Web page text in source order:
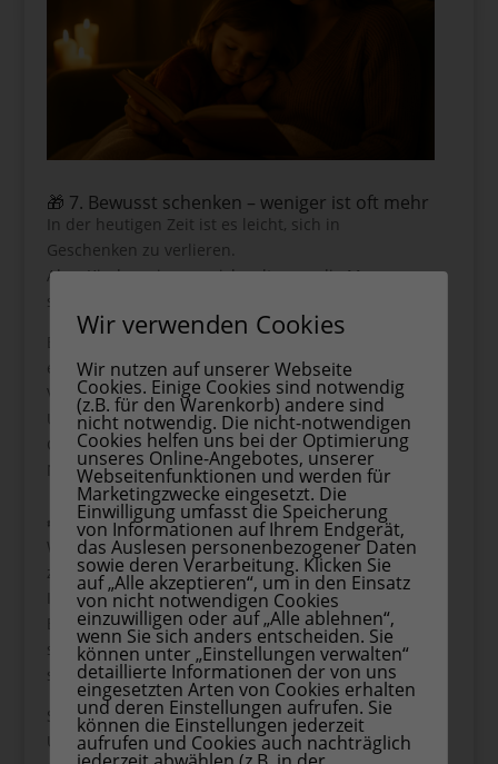
🎁 7. Bewusst schenken – weniger ist oft mehr
In der heutigen Zeit ist es leicht, sich in
Geschenken zu verlieren.
Aber Kinder erinnern sich selten an die Menge,
sondern an die Bedeutung.
Ein Geschenk, das gemeinsame Zeit ermöglicht –
ein Buch, ein Spiel oder Bastelmaterial – schafft
Verbindung.
Und manchmal ist das schönste Geschenk gar kein
Gegenstand, sondern einfach ein gemeinsamer
Nachmittag ohne Ablenkung.
🕊️ 8. Kleine Gesten der Nächstenliebe
Weihnachten ist auch eine gute Zeit, um Kindern zu
zeigen, was Teilen und Mitgefühl bedeuten.
Ich habe es einmal erlebt, wie Kinder voller
Begeisterung Spielsachen aussortiert haben, um
sie anderen zu schenken – nicht aus Pflicht,
sondern mit echtem Herz.
Solche kleinen Taten prägen nachhaltig.
Und sie zeigen: Weihnachten ist nicht nur für uns
Wir verwenden Cookies
Wir nutzen auf unserer Webseite
Cookies. Einige Cookies sind notwendig
(z.B. für den Warenkorb) andere sind
nicht notwendig. Die nicht-notwendigen
Cookies helfen uns bei der Optimierung
unseres Online-Angebotes, unserer
Webseitenfunktionen und werden für
Marketingzwecke eingesetzt. Die
Einwilligung umfasst die Speicherung
von Informationen auf Ihrem Endgerät,
das Auslesen personenbezogener Daten
sowie deren Verarbeitung. Klicken Sie
auf „Alle akzeptieren“, um in den Einsatz
von nicht notwendigen Cookies
einzuwilligen oder auf „Alle ablehnen“,
wenn Sie sich anders entscheiden. Sie
können unter „Einstellungen verwalten“
detaillierte Informationen der von uns
eingesetzten Arten von Cookies erhalten
und deren Einstellungen aufrufen. Sie
können die Einstellungen jederzeit
aufrufen und Cookies auch nachträglich